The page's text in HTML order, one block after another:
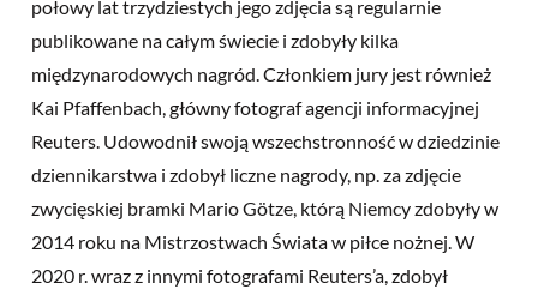
połowy lat trzydziestych jego zdjęcia są regularnie
publikowane na całym świecie i zdobyły kilka
międzynarodowych nagród. Członkiem jury jest również
Kai Pfaffenbach, główny fotograf agencji informacyjnej
Reuters. Udowodnił swoją wszechstronność w dziedzinie
dziennikarstwa i zdobył liczne nagrody, np. za zdjęcie
zwycięskiej bramki Mario Götze, którą Niemcy zdobyły w
2014 roku na Mistrzostwach Świata w piłce nożnej. W
2020 r. wraz z innymi fotografami Reuters’a, zdobył